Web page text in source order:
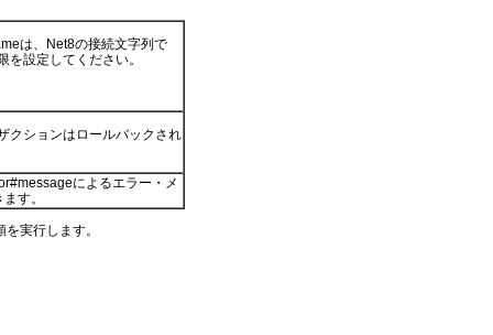
は、Net8の接続文字列で
設定してください。
クションはロールバックされ
によるエラー・メ
す。
実行します。